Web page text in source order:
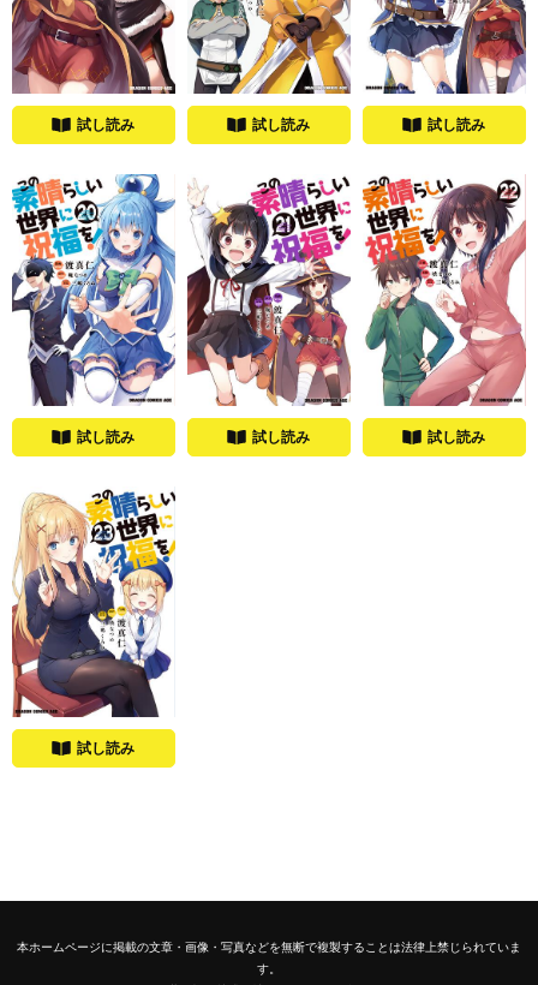
試し読み 試し読み 試し読み
試し読み 試し読み 試し読み
試し読み
本ホームページに掲載の文章・画像・写真などを無断で複製することは法律上禁じられていま
す。